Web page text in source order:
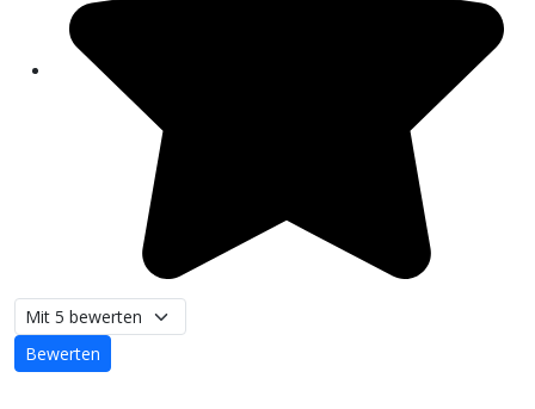
Bitte bewerten